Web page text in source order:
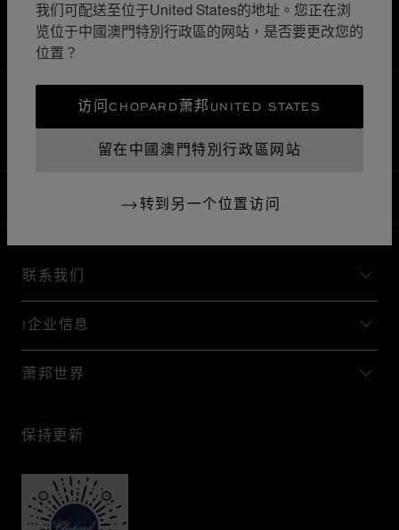
我们可配送至位于United States的地址。您正在浏
览位于中國澳門特別行政區的网站，是否要更改您的
位置？
访问CHOPARD萧邦UNITED STATES
留在中國澳門特別行政區网站
转到另一个位置访问
安全支付
退货和换货
查找精品店 所有店铺 中东和非洲
科特迪瓦 ABIDJAN
中國澳門特別行政區
本地化（更改国家/地区）
更改国家/地区
联系我们
I企业信息
萧邦世界
保持更新